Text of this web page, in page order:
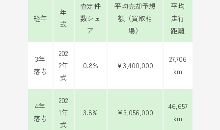
経年
年
式
査定件
数シェ
ア
平均売却予想
額（買取相
場）
平均
走行
距離
3年
落ち
202
2年
式
0.8% ¥3,400,000
27,706
km
4年
落ち
202
1年
式
3.8% ¥3,056,000
46,657
km